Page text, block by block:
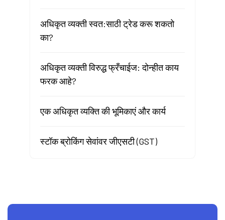
अधिकृत व्यक्ती स्वत:साठी ट्रेड करू शकतो
का?
अधिकृत व्यक्ती विरुद्ध फ्रँचाईज: दोन्हीत काय
फरक आहे?
एक अधिकृत व्यक्ति की भूमिकाएं और कार्य
स्टॉक ब्रोकिंग सेवांवर जीएसटी (GST)